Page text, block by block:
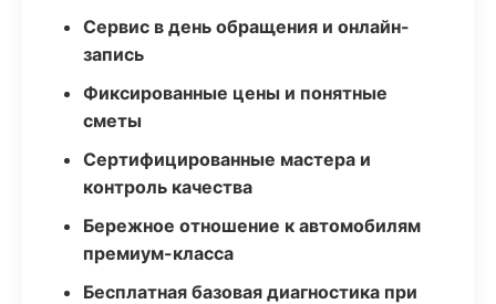
Сервис в день обращения и онлайн-
запись
Фиксированные цены и понятные
сметы
Сертифицированные мастера и
контроль качества
Бережное отношение к автомобилям
премиум-класса
Бесплатная базовая диагностика при